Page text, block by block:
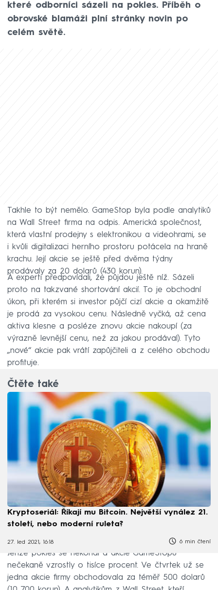
které odborníci sázeli na pokles. Příběh o
obrovské blamáži plní stránky novin po
celém světě.
Takhle to být nemělo. GameStop byla podle analytiků
na Wall Street firma na odpis. Americká společnost,
která vlastní prodejny s elektronikou a videohrami, se
i kvůli digitalizaci herního prostoru potácela na hraně
krachu. Její akcie se ještě před dvěma týdny
prodávaly za 20 dolarů (430 korun).
A experti předpovídali, že půjdou ještě níž. Sázeli
proto na takzvané shortování akcií. To je obchodní
úkon, při kterém si investor půjčí cizí akcie a okamžitě
je prodá za vysokou cenu. Následně vyčká, až cena
aktiva klesne a posléze znovu akcie nakoupí (za
výrazně levnější cenu, než za jakou prodával). Tyto
„nové“ akcie pak vrátí zapůjčiteli a z celého obchodu
profituje.
Čtěte také
Kryptoseriál: Říkají mu Bitcoin. Největší vynález 21.
století, nebo moderní ruleta?
27. led 2021, 16:18 6 min čtení
Jenže pokles se nekonal a akcie GameStopu
nečekaně vzrostly o tisíce procent. Ve čtvrtek už se
jedna akcie firmy obchodovala za téměř 500 dolarů